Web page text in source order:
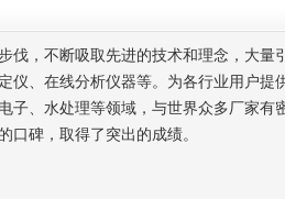
伐，不断吸取先进的技术和理念，大量
仪、在线分析仪器等。为各行业用户提
子、水处理等领域，与世界众多厂家有
口碑，取得了突出的成绩。